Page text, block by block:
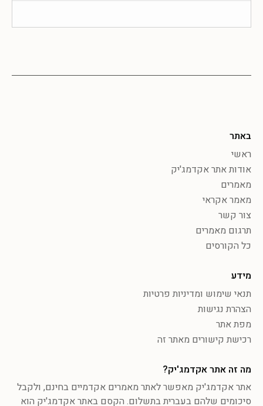
באתר
ראשי
אודות אתר אקדמג'יק
מאמרים
מאמר אקראי
צור קשר
תרגום מאמרים
כל הקורסים
מידע
תנאי שימוש ומדיניות פרטיות
הצהרת נגישות
מפת אתר
רכישת קישורים מאתר זה
מה זה אתר אקדמג'יק?
אתר אקדמג'יק מאפשר לאתר מאמרים אקדמיים בחינם, ולקבל
סיכומים שלהם בעברית בתשלום. הקסם באתר אקדמג'יק הוא